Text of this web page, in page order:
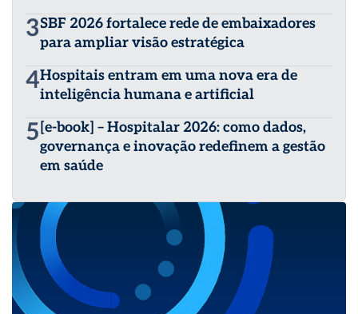
3SBF 2026 fortalece rede de embaixadores
para ampliar visão estratégica
4Hospitais entram em uma nova era de
inteligência humana e artificial
5 [e-book] – Hospitalar 2026: como dados,
governança e inovação redefinem a gestão
em saúde